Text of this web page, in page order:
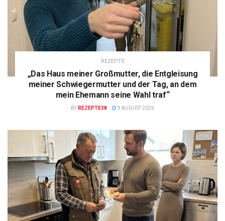
REZEPTE
„Das Haus meiner Großmutter, die Entgleisung
meiner Schwiegermutter und der Tag, an dem
mein Ehemann seine Wahl traf“
BY REZEPTE38 9 AUGUST 2026